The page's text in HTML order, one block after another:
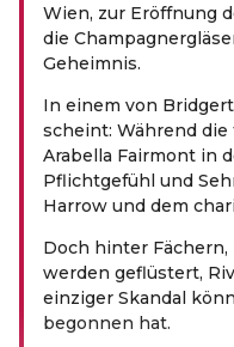
Wien, zur Eröffnung
die
Geheimnis.
In einem von
scheint: Während
Arabella Fairmont in
Pflichtgefühl und
Harrow und dem
Doch hinter Fächern,
werden geflüstert,
einziger Skandal
begonnen hat.